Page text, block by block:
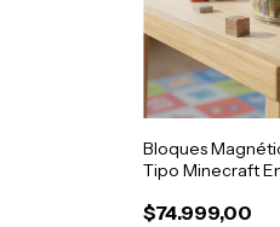
Bloques
Tipo Minecraft
$74.999,00